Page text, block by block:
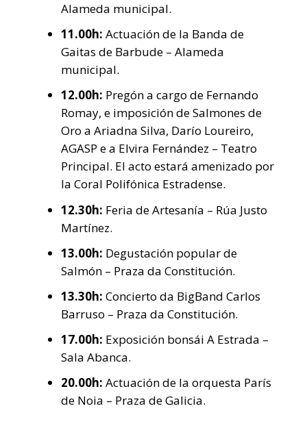
Alameda municipal.
11.00h: Actuación de la Banda de
Gaitas de Barbude – Alameda
municipal.
12.00h: Pregón a cargo de Fernando
Romay, e imposición de Salmones de
Oro a Ariadna Silva, Darío Loureiro,
AGASP e a Elvira Fernández – Teatro
Principal. El acto estará amenizado por
la Coral Polifónica Estradense.
12.30h: Feria de Artesanía – Rúa Justo
Martínez.
13.00h: Degustación popular de
Salmón – Praza da Constitución.
13.30h: Concierto da BigBand Carlos
Barruso – Praza da Constitución.
17.00h: Exposición bonsái A Estrada –
Sala Abanca.
20.00h: Actuación de la orquesta París
de Noia – Praza de Galicia.